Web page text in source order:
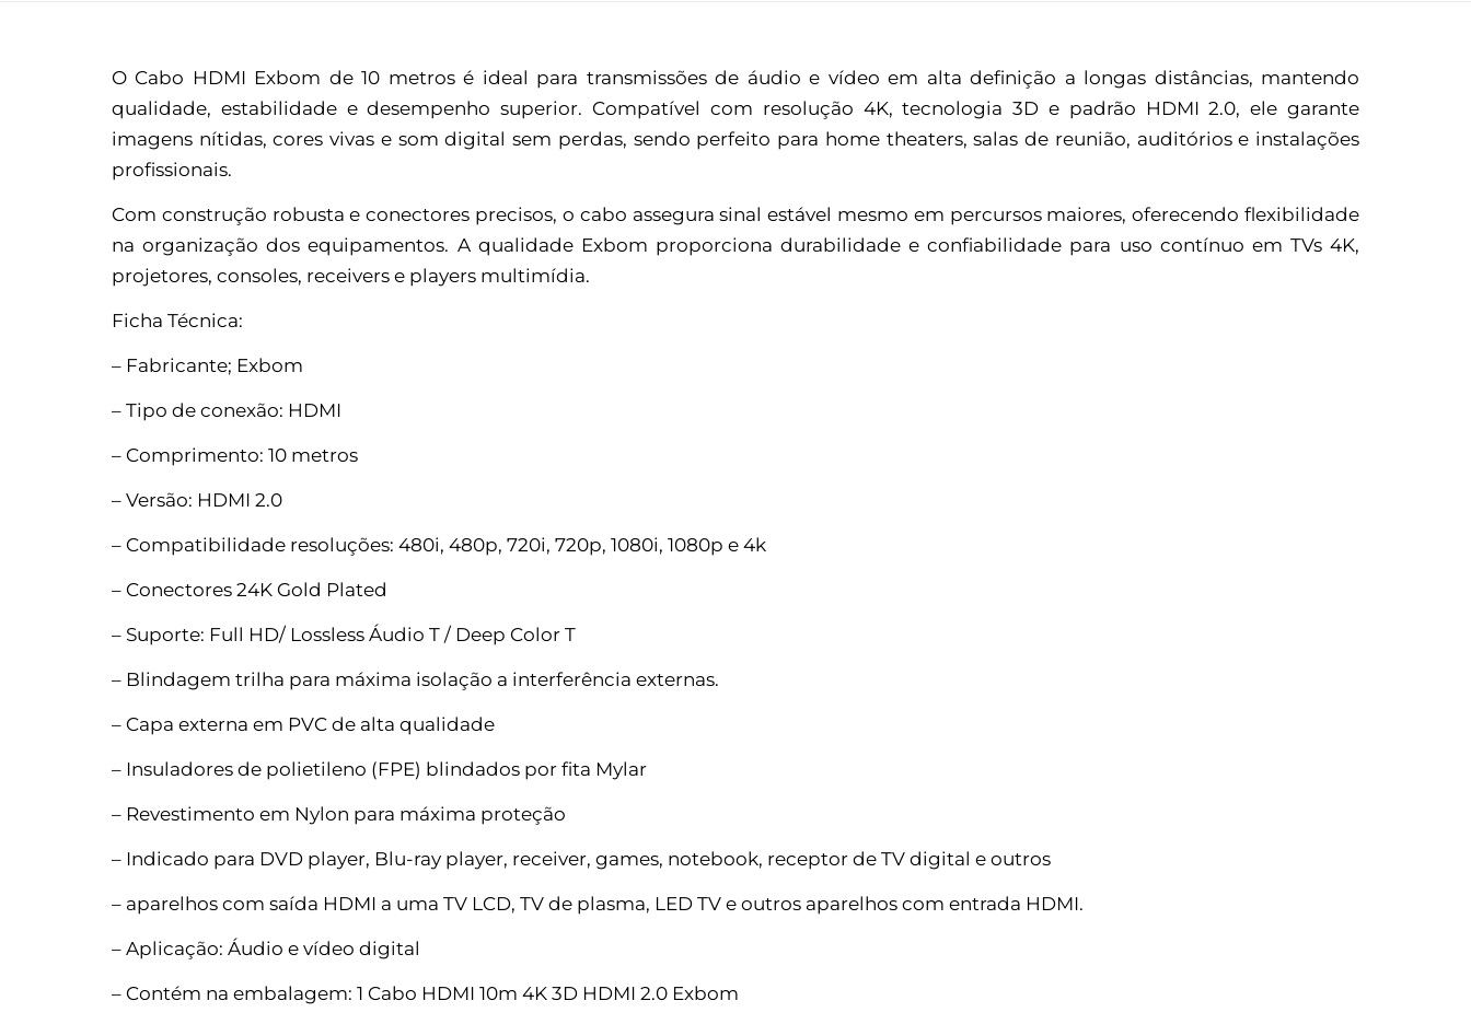
O Cabo HDMI Exbom de 10 metros é ideal para transmissões de áudio e vídeo em alta definição a longas distâncias, mantendo
qualidade, estabilidade e desempenho superior. Compatível com resolução 4K, tecnologia 3D e padrão HDMI 2.0, ele garante
imagens nítidas, cores vivas e som digital sem perdas, sendo perfeito para home theaters, salas de reunião, auditórios e instalações
profissionais.
Com construção robusta e conectores precisos, o cabo assegura sinal estável mesmo em percursos maiores, oferecendo flexibilidade
na organização dos equipamentos. A qualidade Exbom proporciona durabilidade e confiabilidade para uso contínuo em TVs 4K,
projetores, consoles, receivers e players multimídia.
Ficha Técnica:
– Fabricante; Exbom
– Tipo de conexão: HDMI
– Comprimento: 10 metros
– Versão: HDMI 2.0
– Compatibilidade resoluções: 480i, 480p, 720i, 720p, 1080i, 1080p e 4k
– Conectores 24K Gold Plated
– Suporte: Full HD/ Lossless Áudio T / Deep Color T
– Blindagem trilha para máxima isolação a interferência externas.
– Capa externa em PVC de alta qualidade
– Insuladores de polietileno (FPE) blindados por fita Mylar
– Revestimento em Nylon para máxima proteção
– Indicado para DVD player, Blu-ray player, receiver, games, notebook, receptor de TV digital e outros
– aparelhos com saída HDMI a uma TV LCD, TV de plasma, LED TV e outros aparelhos com entrada HDMI.
– Aplicação: Áudio e vídeo digital
– Contém na embalagem: 1 Cabo HDMI 10m 4K 3D HDMI 2.0 Exbom